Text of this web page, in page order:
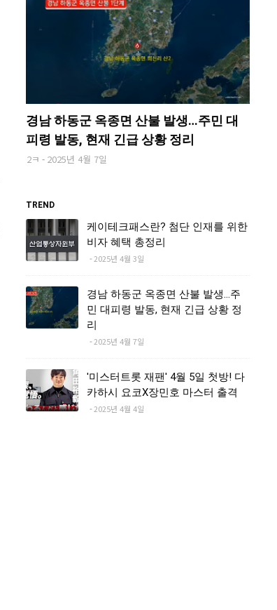
경남 하동군 옥종면 산불 발생…주민 대
피령 발동, 현재 긴급 상황 정리
2ㅋ 2025년 4월 7일
TREND
케이테크패스란? 첨단 인재를 위한
비자 혜택 총정리
2025년 4월 3일
경남 하동군 옥종면 산불 발생…주
민 대피령 발동, 현재 긴급 상황 정
리
2025년 4월 7일
'미스터트롯 재팬' 4월 5일 첫방! 다
카하시 요코X장민호 마스터 출격
2025년 4월 4일